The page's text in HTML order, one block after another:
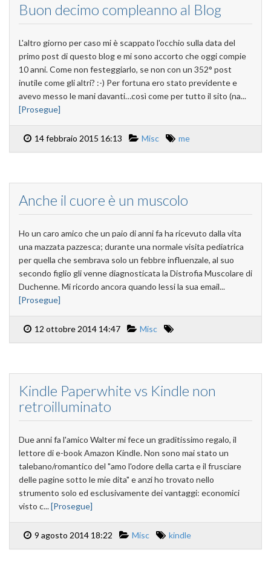
Buon decimo compleanno al Blog
L'altro giorno per caso mi è scappato l'occhio sulla data del
primo post di questo blog e mi sono accorto che oggi compie
10 anni. Come non festeggiarlo, se non con un 352° post
inutile come gli altri? :-) Per fortuna ero stato previdente e
avevo messo le mani davanti…così come per tutto il sito (na...
[Prosegue]
14 febbraio 2015 16:13 Misc me
Anche il cuore è un muscolo
Ho un caro amico che un paio di anni fa ha ricevuto dalla vita
una mazzata pazzesca; durante una normale visita pediatrica
per quella che sembrava solo un febbre influenzale, al suo
secondo figlio gli venne diagnosticata la Distrofia Muscolare di
Duchenne. Mi ricordo ancora quando lessi la sua email...
[Prosegue]
12 ottobre 2014 14:47 Misc
Kindle Paperwhite vs Kindle non
retroilluminato
Due anni fa l'amico Walter mi fece un graditissimo regalo, il
lettore di e-book Amazon Kindle. Non sono mai stato un
talebano/romantico del "amo l'odore della carta e il frusciare
delle pagine sotto le mie dita" e anzi ho trovato nello
strumento solo ed esclusivamente dei vantaggi: economici
visto c...[Prosegue]
9 agosto 2014 18:22 Misc kindle